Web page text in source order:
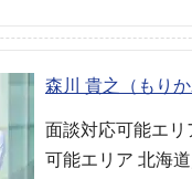
森川 貴之（もりか
面談対応可能エ
可能エリア 北海